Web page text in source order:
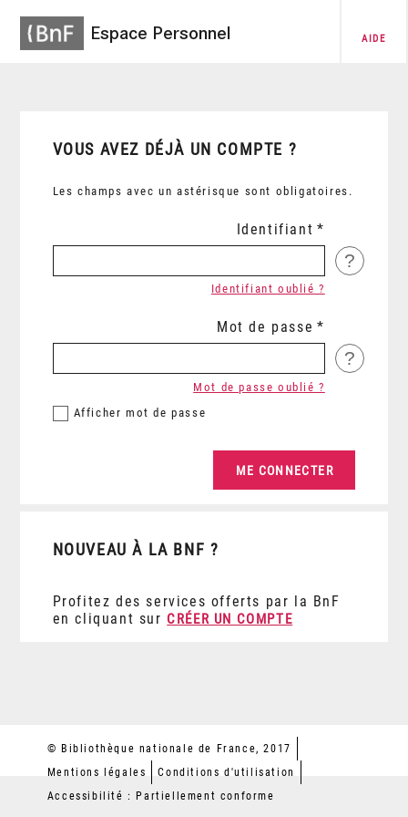
Espace Personnel AIDE
VOUS AVEZ DÉJÀ UN COMPTE ?
Les champs avec un astérisque sont obligatoires.
Identifiant
?
Identifiant oublié ?
Mot de passe
?
Afficher mot de passe
Mot de passe oublié ?
NOUVEAU À LA BNF ?
Profitez des services offerts par la BnF
en cliquant sur CRÉER UN COMPTE
© Bibliothèque nationale de France, 2017
Mentions légales
Conditions d'utilisation
Accessibilité : Partiellement conforme